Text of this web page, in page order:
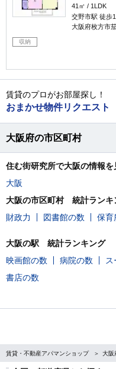
41㎡
1LDK
交野市駅 徒歩
大阪府枚方市
収納
賃貸のプロがお部屋探し！
おまかせ物件リクエスト
大阪府の市区町村
住む街研究所で大阪の情報を
大阪
大阪の市区町村 統計ランキ
財政力
図書館の数 保育
大阪の駅 統計ランキング
映画館の数
病院の数
書店の数
賃貸・不動産アパマンショップ 大阪